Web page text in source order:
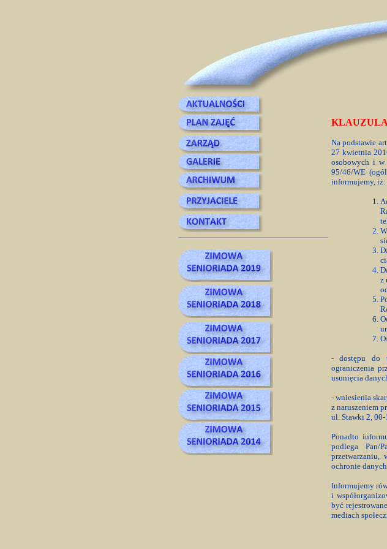
Na podstawie
27 kwietnia
osobowych i w
95/46/WE
informujemy, iż:
z
- dostępu do
ograniczenia
usunięcia
- wniesienia
z naruszeniem
ul. Stawki 2, 00-
Ponadto
podlega Pan/
ochronie
Informujemy
i
być
mediach